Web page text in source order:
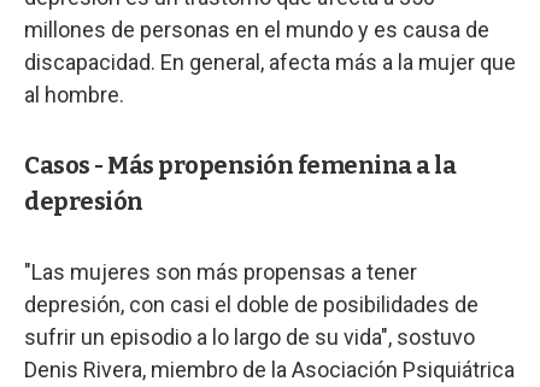
millones de personas en el mundo y es causa de
discapacidad. En general, afecta más a la mujer que
al hombre.
Casos - Más propensión femenina a la
depresión
"Las mujeres son más propensas a tener
depresión, con casi el doble de posibilidades de
sufrir un episodio a lo largo de su vida", sostuvo
Denis Rivera, miembro de la Asociación Psiquiátrica